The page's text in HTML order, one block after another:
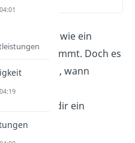
wann und wie ein
kommt. Doch es
eindeutig, wann
Annahme
Schau dir ein
an: